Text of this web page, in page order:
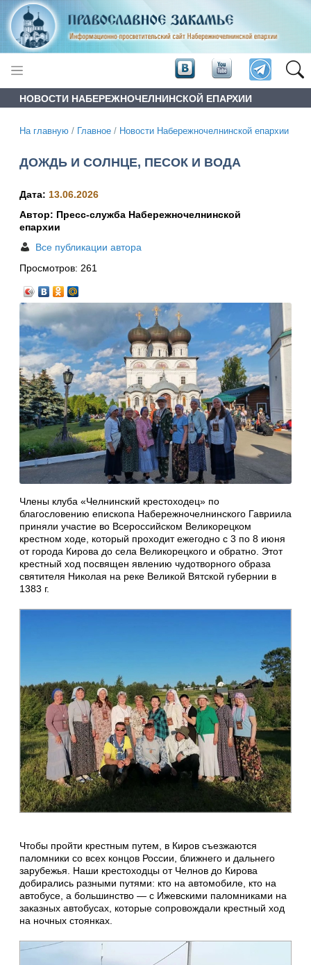
НОВОСТИ НАБЕРЕЖНОЧЕЛНИНСКОЙ ЕПАРХИИ
На главную / Главное / Новости Набережночелнинской епархии
ДОЖДЬ И СОЛНЦЕ, ПЕСОК И ВОДА
Дата: 13.06.2026
Автор: Пресс-служба Набережночелнинской
епархии
Все публикации автора
Просмотров: 261
Члены клуба «Челнинский крестоходец» по
благословению епископа Набережночелнинского Гавриила
приняли участие во Всероссийском Великорецком
крестном ходе, который проходит ежегодно с 3 по 8 июня
от города Кирова до села Великорецкого и обратно. Этот
крестный ход посвящен явлению чудотворного образа
святителя Николая на реке Великой Вятской губернии в
1383 г.
Чтобы пройти крестным путем, в Киров съезжаются
паломники со всех концов России, ближнего и дальнего
зарубежья. Наши крестоходцы от Челнов до Кирова
добирались разными путями: кто на автомобиле, кто на
автобусе, а большинство — с Ижевскими паломниками на
заказных автобусах, которые сопровождали крестный ход
на ночных стоянках.